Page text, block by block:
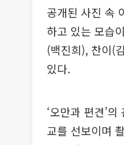
공개된 사진 속
하고 있는 모습
(백진희), 찬이(
있다.
‘오만과 편견’
교를 선보이며